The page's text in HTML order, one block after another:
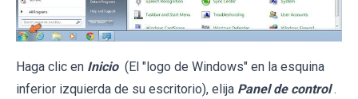
Haga clic en Inicio (El "logo de Windows" en la esquina
inferior izquierda de su escritorio), elija Panel de control .